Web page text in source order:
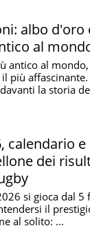
albo d'oro
al
antico al mondo,
più affascinante.
la storia
calendario e
dei
si gioca dal 5
il
al solito: ...